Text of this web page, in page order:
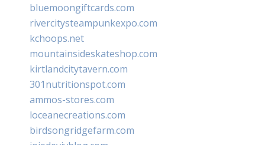
bluemoongiftcards.com
rivercitysteampunkexpo.com
kchoops.net
mountainsideskateshop.com
kirtlandcitytavern.com
301nutritionspot.com
ammos-stores.com
loceanecreations.com
birdsongridgefarm.com